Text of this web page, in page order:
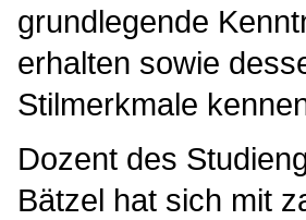
grundlegende
erhalten sowie
Stilmerkmale
Dozent des
Bätzel hat sich mit